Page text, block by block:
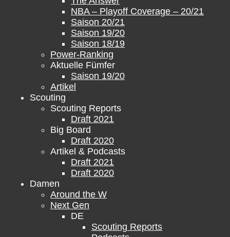
NBA – Playoff Coverage – 20/21
Saison 20/21
Saison 19/20
Saison 18/19
Power-Ranking
Aktuelle Fümfer
Saison 19/20
Artikel
Scouting
Scouting Reports
Draft 2021
Big Board
Draft 2020
Artikel & Podcasts
Draft 2021
Draft 2020
Damen
Around the W
Next Gen
DE
Scouting Reports